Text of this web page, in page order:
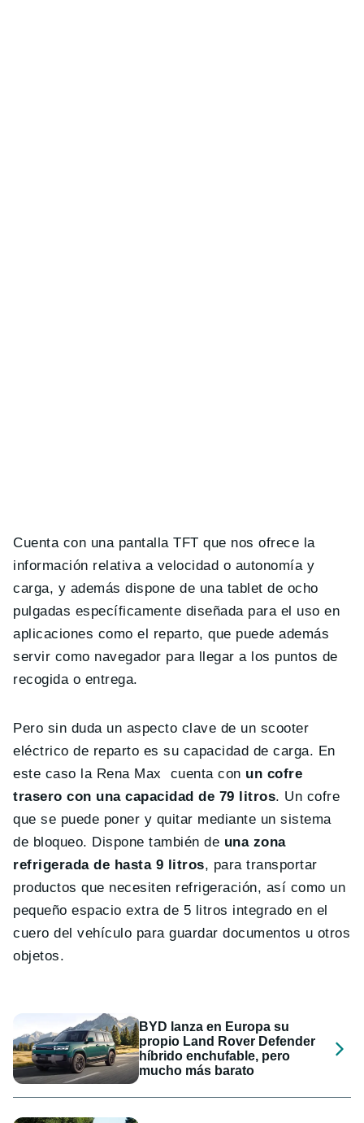
Cuenta con una pantalla TFT que nos ofrece la
información relativa a velocidad o autonomía y
carga, y además dispone de una tablet de ocho
pulgadas específicamente diseñada para el uso en
aplicaciones como el reparto, que puede además
servir como navegador para llegar a los puntos de
recogida o entrega.
Pero sin duda un aspecto clave de un scooter
eléctrico de reparto es su capacidad de carga. En
este caso la Rena Max cuenta con un cofre
trasero con una capacidad de 79 litros. Un cofre
que se puede poner y quitar mediante un sistema
de bloqueo. Dispone también de una zona
refrigerada de hasta 9 litros, para transportar
productos que necesiten refrigeración, así como un
pequeño espacio extra de 5 litros integrado en el
cuero del vehículo para guardar documentos u otros
objetos.
BYD lanza en Europa su
propio Land Rover Defender
híbrido enchufable, pero
mucho más barato